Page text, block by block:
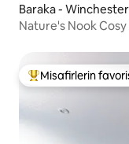
Baraka - Winchester
Nature's Nook
Misafirlerin
Misafirlerin